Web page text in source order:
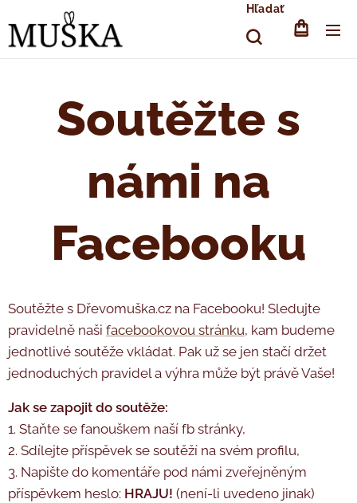
Hľadať
Soutěžte s
námi na
Facebooku
Soutěžte s Dřevomuška.cz na Facebooku! Sledujte
pravidelně naši facebookovou stránku, kam budeme
jednotlivé soutěže vkládat. Pak už se jen stačí držet
jednoduchých pravidel a výhra může být právě Vaše!
Jak se zapojit do soutěže:
1. Staňte se fanouškem naší fb stránky,
2. Sdílejte příspěvek se soutěží na svém profilu,
3. Napište do komentáře pod námi zveřejněným
příspěvkem heslo: HRAJU! (není-li uvedeno jinak)